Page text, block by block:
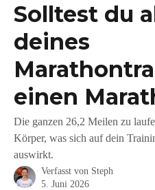
Solltest du
deines
einen
Die ganzen 26,2 Meilen zu
Körper, was sich auf dein
auswirkt.
Verfasst von Steph
5. Juni 2026